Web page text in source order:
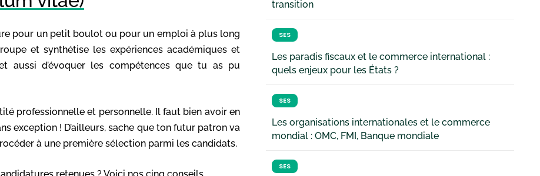
pour un petit boulot ou pour un emploi à plus long
et synthétise les expériences académiques et
aussi d’évoquer les compétences que tu as pu
professionnelle et personnelle. Il faut bien avoir en
exception ! D’ailleurs, sache que ton futur patron va
à une première sélection parmi les candidats.
transition
SES
Les paradis fiscaux et le commerce international :
quels enjeux pour les États ?
SES
Les organisations internationales et le commerce
mondial : OMC, FMI, Banque mondiale
SES